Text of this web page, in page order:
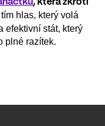
, která zkrotí
hlas, který volá
efektivní stát, který
plné razítek.